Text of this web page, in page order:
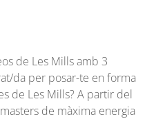
de Les Mills amb 3
da per posar-te en forma
de Les Mills? A partir del
de màxima energia